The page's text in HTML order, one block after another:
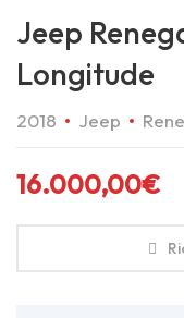
Jeep
Longitude
2018 Jeep
16.000,00€